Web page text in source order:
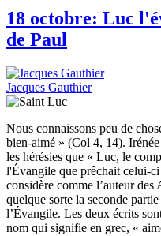
18 octobre: Luc
de Paul
Jacques Gauthier
Nous connaissons peu de
bien-aimé » (Col 4, 14).
les hérésies que « Luc, le
l'Évangile que prêchait celui-
considère comme l’auteur
quelque sorte la seconde
l’Évangile. Les deux écrits
nom qui signifie en grec, «